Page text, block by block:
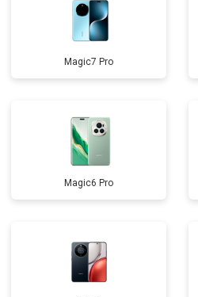
Magic7 Pro
Magic6 Pro